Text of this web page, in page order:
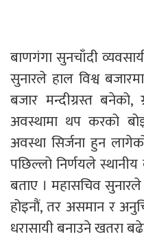
बाणगंगा सुनचाँदी
सुनारले हाल विश्व
बजार मन्दीग्रस्त बनेको,
अवस्थामा थप करको
अवस्था सिर्जना हुन
पछिल्लो निर्णयले
बताए । महासचिव सुनारले
होइनौं, तर असमान र
धरासायी बनाउने खतरा